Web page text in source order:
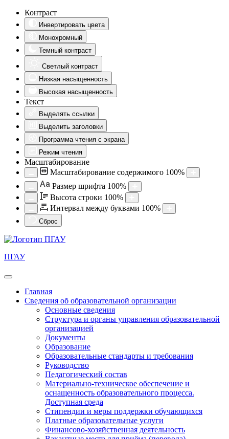
Контраст
Инвертировать цвета
Монохромный
Темный контраст
Светлый контраст
Низкая насыщенность
Высокая насыщенность
Текст
Выделять ссылки
Выделить заголовки
Программа чтения с экрана
Режим чтения
Масштабирование
Масштабирование содержимого 100%
Aa Размер шрифта 100%
Высота строки 100%
Интервал между буквами 100%
Сброс
ПГАУ
Главная
Сведения об образовательной организации
Основные сведения
Структура и органы управления образовательной
организацией
Документы
Образование
Образовательные стандарты и требования
Руководство
Педагогический состав
Материально-техническое обеспечение и
оснащенность образовательного процесса.
Доступная среда
Стипендии и меры поддержки обучающихся
Платные образовательные услуги
Финансово-хозяйственная деятельность